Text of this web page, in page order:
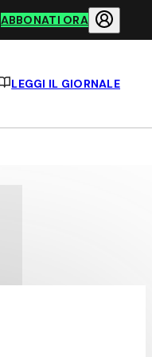
ABBONATI ORA
LEGGI IL GIORNALE